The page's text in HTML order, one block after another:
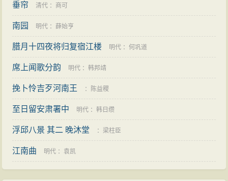
垂帘 清代 ： 商可
南园 明代 ： 薛始亨
腊月十四夜将归复宿江楼 明代 ：何巩道
席上闻歌分韵 明代 ：韩邦靖
挽卜怜吉歹河南王 ： 陈益稷
至日留安肃署中 明代 ：韩日缵
浮邱八景 其二 晚沐堂 ： 梁柱臣
江南曲 明代 ： 袁凯